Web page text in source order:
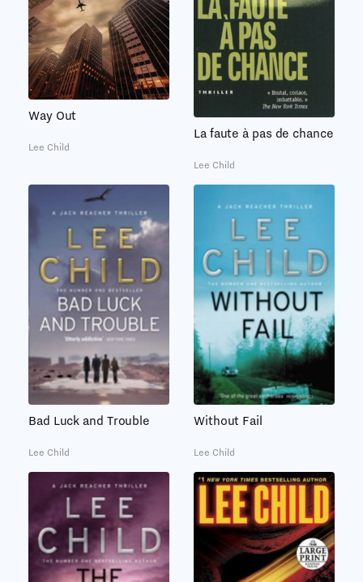
Way Out
Lee Child
La faute à pas de chance
Lee Child
Bad Luck and Trouble
Lee Child
Without Fail
Lee Child